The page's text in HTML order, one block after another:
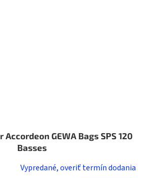
Accordeon GEWA Bags SPS 120
Basses
Vypredané, overiť termín dodania